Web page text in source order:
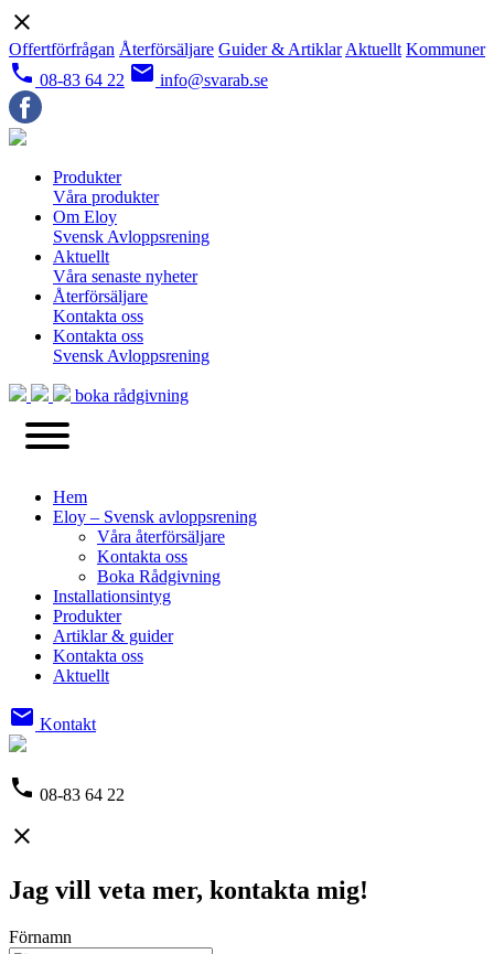
close
Offertförfrågan Återförsäljare Guider & Artiklar Aktuellt Kommuner
local_phone 08-83 64 22 email info@svarab.se
Produkter
Våra produkter
Om Eloy
Svensk Avloppsrening
Aktuellt
Våra senaste nyheter
Återförsäljare
Kontakta oss
Kontakta oss
Svensk Avloppsrening
boka rådgivning
Hem
Eloy – Svensk avloppsrening
Våra återförsäljare
Kontakta oss
Boka Rådgivning
Installationsintyg
Produkter
Artiklar & guider
Kontakta oss
Aktuellt
email Kontakt
phone 08-83 64 22
close
Jag vill veta mer, kontakta mig!
Förnamn